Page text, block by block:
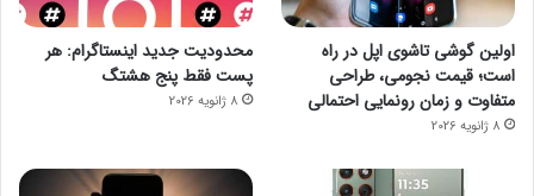
اولین گوشی تاشوی اپل در راه
است؛ قیمت نجومی، طراحی
متفاوت و زمان رونمایی احتمالی
8 ژانویه 2026
محدودیت جدید اینستاگرام: هر
پست فقط پنج هشتگ
8 ژانویه 2026